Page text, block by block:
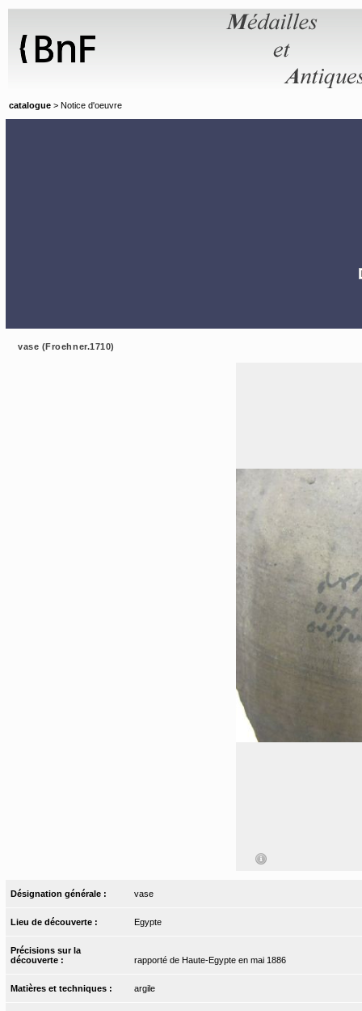
catalogue > Notice d'oeuvre
vase (Froehner.1710)
Désignation générale : vase
Lieu de découverte : Egypte
Précisions sur la
découverte :
rapporté de Haute-Egypte en mai 1886
Matières et techniques : argile